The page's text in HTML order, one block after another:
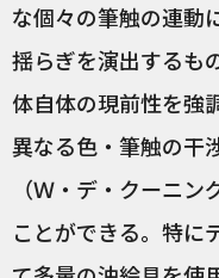
な個々の筆触の連動
揺らぎを演出するも
体自体の現前性を強
異なる色・筆触の干
（Ｗ・デ・クーニ
ことができる。特に